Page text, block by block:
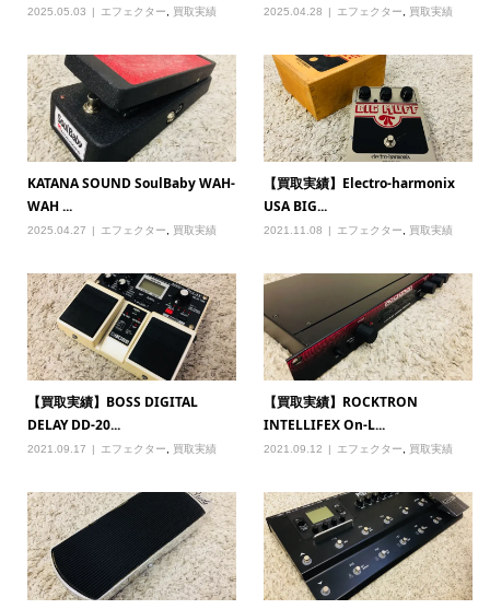
2025.05.03 エフェクター, 買取実績 2025.04.28 エフェクター, 買取実績
KATANA SOUND SoulBaby WAH-
WAH ...
2025.04.27 エフェクター, 買取実績
【買取実績】Electro-harmonix
USA BIG...
2021.11.08 エフェクター, 買取実績
【買取実績】BOSS DIGITAL
DELAY DD-20...
2021.09.17 エフェクター, 買取実績
【買取実績】ROCKTRON
INTELLIFEX On-L...
2021.09.12 エフェクター, 買取実績